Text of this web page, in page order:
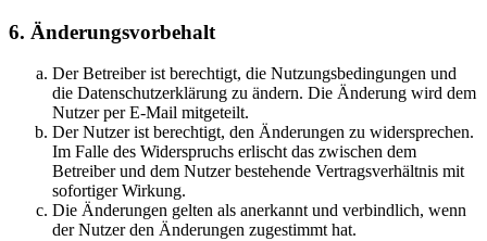
6. Änderungsvorbehalt
Der Betreiber ist berechtigt, die Nutzungsbedingungen und
die Datenschutzerklärung zu ändern. Die Änderung wird dem
Nutzer per E-Mail mitgeteilt.
Der Nutzer ist berechtigt, den Änderungen zu widersprechen.
Im Falle des Widerspruchs erlischt das zwischen dem
Betreiber und dem Nutzer bestehende Vertragsverhältnis mit
sofortiger Wirkung.
Die Änderungen gelten als anerkannt und verbindlich, wenn
der Nutzer den Änderungen zugestimmt hat.